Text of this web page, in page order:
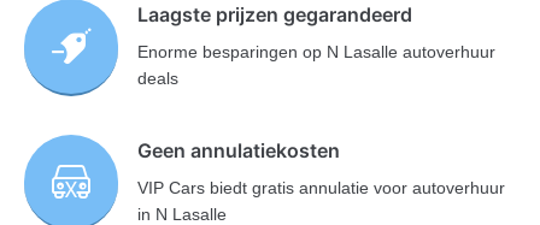
Laagste prijzen gegarandeerd
Enorme besparingen op N Lasalle autoverhuur
deals
Geen annulatiekosten
VIP Cars biedt gratis annulatie voor autoverhuur
in N Lasalle